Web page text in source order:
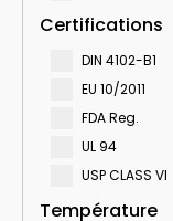
Certifications
DIN 4102-B1
EU 10/2011
FDA Reg.
UL 94
USP CLASS VI
Température